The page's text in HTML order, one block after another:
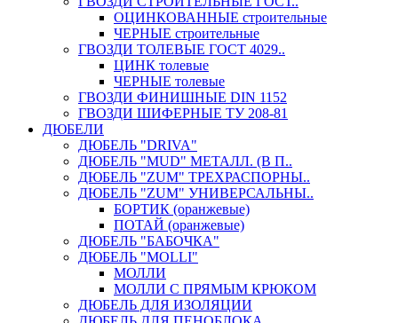
ОЦИНКОВАННЫЕ строительные
ЧЕРНЫЕ строительные
ГВОЗДИ ТОЛЕВЫЕ ГОСТ 4029..
ЦИНК толевые
ЧЕРНЫЕ толевые
ГВОЗДИ ФИНИШНЫЕ DIN 1152
ГВОЗДИ ШИФЕРНЫЕ ТУ 208-81
ДЮБЕЛИ
ДЮБЕЛЬ "DRIVA"
ДЮБЕЛЬ "MUD" МЕТАЛЛ. (В П..
ДЮБЕЛЬ "ZUM" ТРЕХРАСПОРНЫ..
ДЮБЕЛЬ "ZUM" УНИВЕРСАЛЬНЫ..
БОРТИК (оранжевые)
ПОТАЙ (оранжевые)
ДЮБЕЛЬ "БАБОЧКА"
ДЮБЕЛЬ "МOLLI"
МОЛЛИ
МОЛЛИ С ПРЯМЫМ КРЮКОМ
ДЮБЕЛЬ ДЛЯ ИЗОЛЯЦИИ